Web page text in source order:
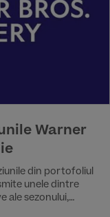
Warner
din portofoliul
unele dintre
ale sezonului,